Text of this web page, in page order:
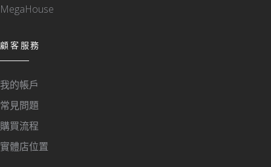
MegaHouse
顧客服務
我的帳戶
常見問題
購買流程
實體店位置